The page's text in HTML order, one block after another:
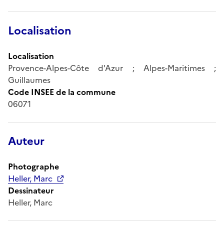
Localisation
Localisation
Provence-Alpes-Côte d'Azur ; Alpes-Maritimes ;
Guillaumes
Code INSEE de la commune
06071
Auteur
Photographe
Heller, Marc
Dessinateur
Heller, Marc